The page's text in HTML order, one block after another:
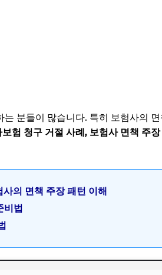
분들이 많습니다. 특히 보험사의
보험 청구 거절 사례, 보험사 면책 주
의 면책 주장 패턴 이해
비법